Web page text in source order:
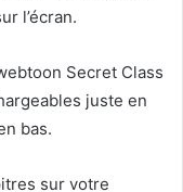
l’écran.
Secret Class
juste en
bas.
sur votre